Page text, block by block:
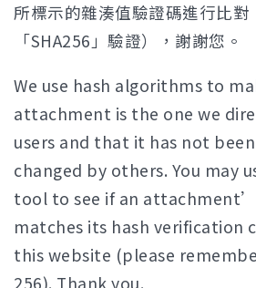
所標示的雜湊值驗證碼進行比對
「SHA256」驗證），謝謝您。
We use hash algorithms to
attachment is the one we
users and that it has not
changed by others. You may
tool to see if an
matches its hash verification
this website (please
256). Thank you.